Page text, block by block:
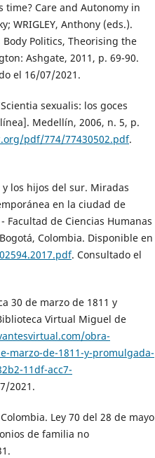
time? Care and Autonomy in
WRIGLEY, Anthony (eds.).
Body Politics, Theorising the
Ashgate, 2011, p. 69-90.
el 16/07/2021.
sexualis: los goces
Medellín, 2006, n. 5, p.
pdf/774/77430502.pdf.
y los hijos del sur. Miradas
en la ciudad de
Facultad de Ciencias Humanas
Colombia. Disponible en
. Consultado el
30 de marzo de 1811 y
Virtual Miguel de
obra-
marzo-de-1811-y-promulgada-
11df-acc7-
2021.
Ley 70 del 28 de mayo
de familia no